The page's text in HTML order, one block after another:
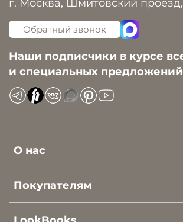
О нас
Покупателям
Обратный звонок
Наши подписчики в курсе
и специальных предложений